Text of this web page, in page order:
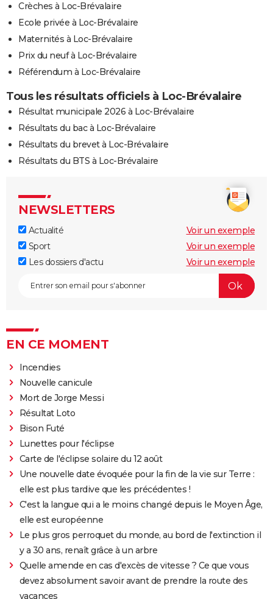
Crèches à Loc-Brévalaire
Ecole privée à Loc-Brévalaire
Maternités à Loc-Brévalaire
Prix du neuf à Loc-Brévalaire
Référendum à Loc-Brévalaire
Tous les résultats officiels à Loc-Brévalaire
Résultat municipale 2026 à Loc-Brévalaire
Résultats du bac à Loc-Brévalaire
Résultats du brevet à Loc-Brévalaire
Résultats du BTS à Loc-Brévalaire
NEWSLETTERS
Actualité
Voir un exemple
Sport
Voir un exemple
Les dossiers d'actu
Voir un exemple
EN CE MOMENT
Incendies
Nouvelle canicule
Mort de Jorge Messi
Résultat Loto
Bison Futé
Lunettes pour l'éclipse
Carte de l'éclipse solaire du 12 août
Une nouvelle date évoquée pour la fin de la vie sur Terre :
elle est plus tardive que les précédentes !
C'est la langue qui a le moins changé depuis le Moyen Âge,
elle est européenne
Le plus gros perroquet du monde, au bord de l'extinction il
y a 30 ans, renaît grâce à un arbre
Quelle amende en cas d'excès de vitesse ? Ce que vous
devez absolument savoir avant de prendre la route des
vacances